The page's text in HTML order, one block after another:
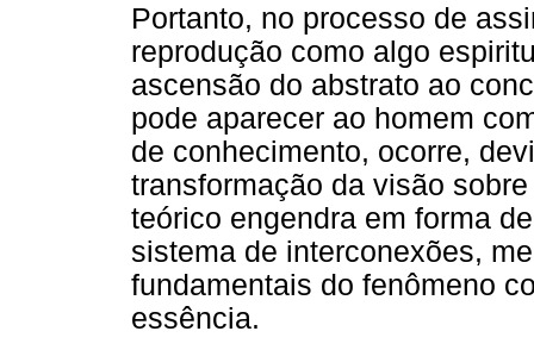
Portanto, no processo de
reprodução como algo
ascensão do abstrato ao
pode aparecer ao homem
de conhecimento, ocorre,
transformação da visão
teórico engendra em forma
sistema de interconexões,
fundamentais do fenômeno
essência.